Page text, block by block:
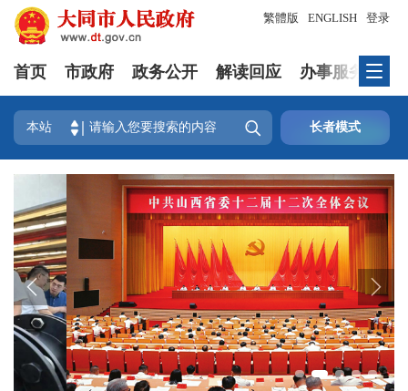
登录
繁體版 ENGLISH
首页 市政府 政务公开 解读回应 办事服务
本站  长者模式
 